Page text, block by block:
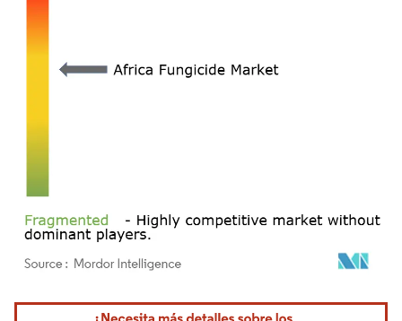
Imagen © Mordor Intelligence. El uso requiere atribución según CC BY 4.0.